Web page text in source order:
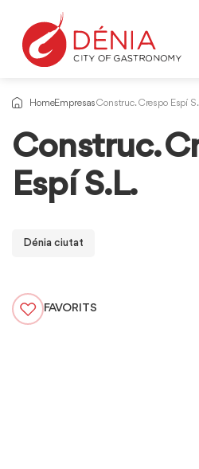
HomeEmpresasConstruc. Crespo Espí
Construc.
Espí S.L.
Dénia ciutat
FAVORITS